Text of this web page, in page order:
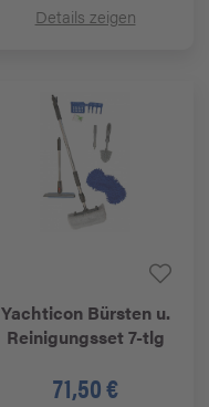
Details zeigen
YachticonBürsten u.
Reinigungsset 7-tlg
71,50 €